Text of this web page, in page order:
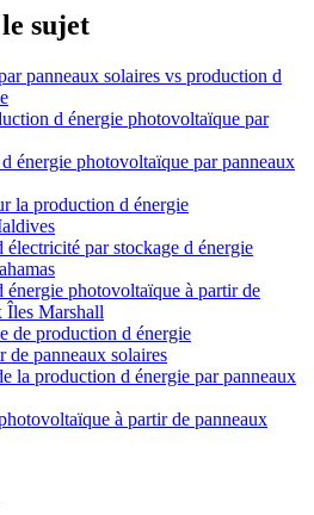
sujet
panneaux solaires vs production d
d énergie photovoltaïque par
énergie photovoltaïque par panneaux
la production d énergie
par stockage d énergie
énergie photovoltaïque à partir de
Îles Marshall
de production d énergie
de panneaux solaires
la production d énergie par panneaux
à partir de panneaux